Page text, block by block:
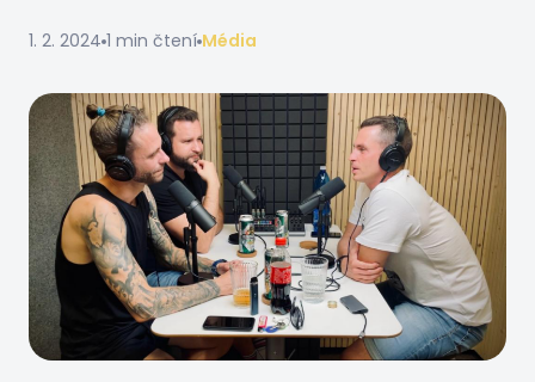
1. 2. 2024 1 min čtení Média